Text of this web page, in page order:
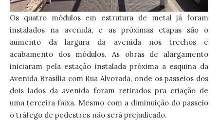
Os quatro módulos em estrutura de metal já foram
instalados na avenida, e as próximas etapas são o
aumento da largura da avenida nos trechos e
acabamento dos módulos. As obras de alargamento
iniciaram pela estação instalada próxima a esquina da
Avenida Brasília com Rua Alvorada, onde os passeios dos
dois lados da avenida foram retirados pra criação de
uma terceira faixa. Mesmo com a diminuição do passeio
o tráfego de pedestres não será prejudicado.